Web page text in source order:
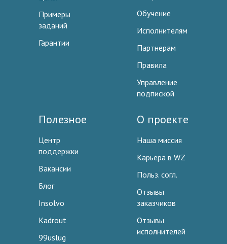
Примеры
заданий
Гарантии
Обучение
Исполнителям
Партнерам
Правила
Управление
подпиской
Полезное
Центр
поддержки
Вакансии
Блог
Insolvo
Kadrout
99uslug
О проекте
Наша миссия
Карьера в WZ
Польз. согл.
Отзывы
заказчиков
Отзывы
исполнителей